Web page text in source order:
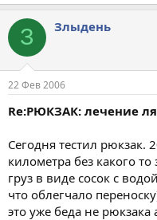
З Злыдень
22 Фев 2006
Re:РЮКЗАК: лечение
Сегодня тестил рюкзак.
километра без какого
груз в виде сосок с
что облегчало
это уже беда не рюкзака